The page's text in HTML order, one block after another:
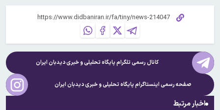
کانال رسمی تلگرام پایگاه تحلیلی و خبریدیدبان ایران
صفحه رسمی اینستاگرام پایگاه تحلیلی و خبریدیدبان ایران
اخبار مرتبط